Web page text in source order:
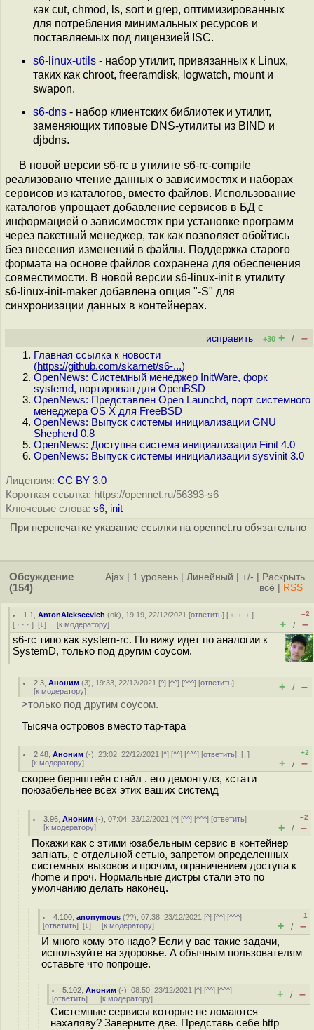
как cut, chmod, ls, sort и grep, оптимизированных
для потребления минимальных ресурсов и
поставляемых под лицензией ISC.
s6-linux-utils - набор утилит, привязанных к Linux,
таких как chroot, freeramdisk, logwatch, mount и
swapon.
s6-dns - набор клиентских библиотек и утилит,
заменяющих типовые DNS-утилиты из BIND и
djbdns.
В новой версии s6-rc в утилите s6-rc-compile
реализовано чтение данных о зависимостях и наборах
сервисов из каталогов, вместо файлов. Использование
каталогов упрощает добавление сервисов в БД с
информацией о зависимостях при установке программ
через пакетный менеджер, так как позволяет обойтись
без внесения изменений в файлы. Поддержка старого
формата на основе файлов сохранена для обеспечения
совместимости. В новой версии s6-linux-init в утилиту
s6-linux-init-maker добавлена опция "-S" для
синхронизации данных в контейнерах.
исправить +30 + / –
Главная ссылка к новости
(https://github.com/skarnet/s6-...)
OpenNews: Системный менеджер InitWare, форк
systemd, портирован для OpenBSD
OpenNews: Представлен Open Launchd, порт системного
менеджера OS X для FreeBSD
OpenNews: Выпуск системы инициализации GNU
Shepherd 0.8
OpenNews: Доступна система инициализации Finit 4.0
OpenNews: Выпуск системы инициализации sysvinit 3.0
Лицензия: CC BY 3.0
Короткая ссылка: https://opennet.ru/56393-s6
Ключевые слова: s6, init
При перепечатке указание ссылки на opennet.ru обязательно
Обсуждение
(154)
Ajax 1 уровень Линейный +/-
Раскрыть
всё
RSS
1.1 ,AntonAlekseevich (ok), 19:19, 22/12/2021 [ответить] [ ﹢﹢﹢]
[ · · · ] [↓] [к модератору]
–2
+ / –
s6-rc типо как system-rc. По вижу идет по аналогии к
SystemD, только под другим соусом.
2.3 ,Аноним (3), 19:33, 22/12/2021 [^] [^^] [^^^] [ответить]
[к модератору] + / –
>только под другим соусом.
Тысяча островов вместо тар-тара
2.48 ,Аноним (-), 23:02, 22/12/2021 [^] [^^] [^^^] [ответить][↓]
[к модератору]
+2
+ / –
скорее бернштейн стайл . его демонтулз, кстати
поюзабельнее всех этих ваших системд
3.96 ,Аноним (-), 07:04, 23/12/2021 [^] [^^] [^^^] [ответить]
[к модератору]
–2
+ / –
Покажи как с этими юзабельным сервис в контейнер
загнать, с отдельной сетью, запретом определенных
системных вызовов и прочим, ограничением доступа к
/home и проч. Нормальные дистры стали это по
умолчанию делать наконец.
4.100 ,anonymous (??), 07:38, 23/12/2021 [^] [^^] [^^^]
[ответить] [↓] [к модератору]
–1
+ / –
И много кому это надо? Если у вас такие задачи,
используйте на здоровье. А обычным пользователям
оставьте что попроще.
5.102 ,Аноним (-), 08:50, 23/12/2021 [^] [^^] [^^^]
[ответить] [к модератору] + / –
Системные сервисы которые не ломаются
нахаляву? Заверните две. Представь себе http